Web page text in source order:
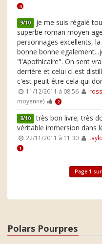
4
9/10 je me suis régalé
superbe roman moyen
personnages excellents,
bonne bonne
"l'Apothicaire". On sent
derrière et celui ci est
c'est peuit être cela qui
11/12/2011 à 08:56
moyenne)
2
8/10 très bon livre, très
véritable immersion dans
22/11/2011 à 11:30
1
Page 1
Polars Pourpres